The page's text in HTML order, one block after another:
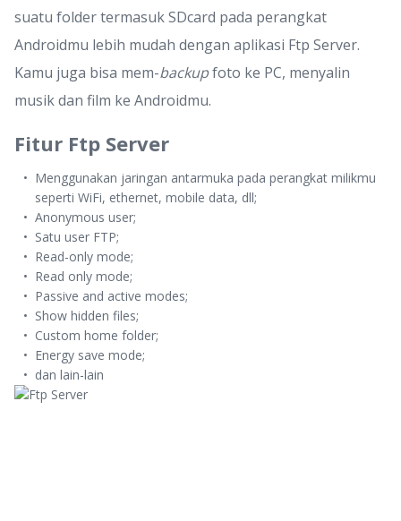
suatu folder termasuk SDcard pada perangkat
Androidmu lebih mudah dengan aplikasi Ftp Server.
Kamu juga bisa mem-backupfoto ke PC, menyalin
musik dan film ke Androidmu.
Fitur Ftp Server
Menggunakan jaringan antarmuka pada perangkat milikmu
seperti WiFi, ethernet, mobile data, dll;
Anonymous user;
Satu user FTP;
Read-only mode;
Read only mode;
Passive and active modes;
Show hidden files;
Custom home folder;
Energy save mode;
dan lain-lain